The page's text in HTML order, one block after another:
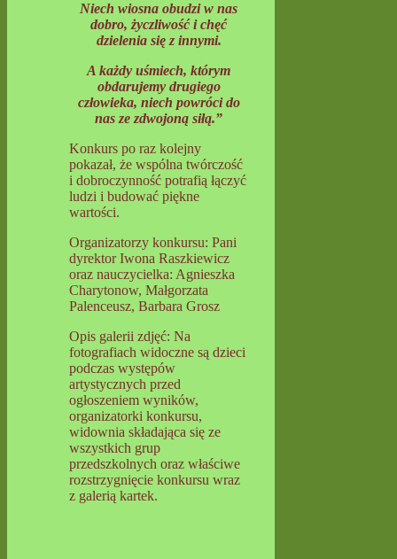
Niech wiosna obudzi w nas
dobro, życzliwość i chęć
dzielenia się z innymi.
A każdy uśmiech, którym
obdarujemy drugiego
człowieka, niech powróci do
nas ze zdwojoną siłą.”
Konkurs po raz kolejny
pokazał, że wspólna twórczość
i dobroczynność potrafią łączyć
ludzi i budować piękne
wartości.
Organizatorzy konkursu: Pani
dyrektor Iwona Raszkiewicz
oraz nauczycielka: Agnieszka
Charytonow, Małgorzata
Palenceusz, Barbara Grosz
Opis galerii zdjęć: Na
fotografiach widoczne są dzieci
podczas występów
artystycznych przed
ogłoszeniem wyników,
organizatorki konkursu,
widownia składająca się ze
wszystkich grup
przedszkolnych oraz właściwe
rozstrzygnięcie konkursu wraz
z galerią kartek.